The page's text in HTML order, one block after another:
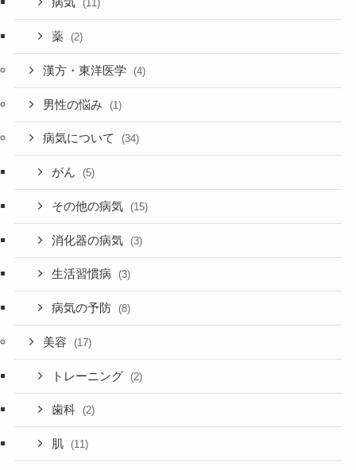
病気 (11)
薬 (2)
漢方・東洋医学 (4)
男性の悩み (1)
病気について (34)
がん (5)
その他の病気 (15)
消化器の病気 (3)
生活習慣病 (3)
病気の予防 (8)
美容 (17)
トレーニング (2)
歯科 (2)
肌 (11)